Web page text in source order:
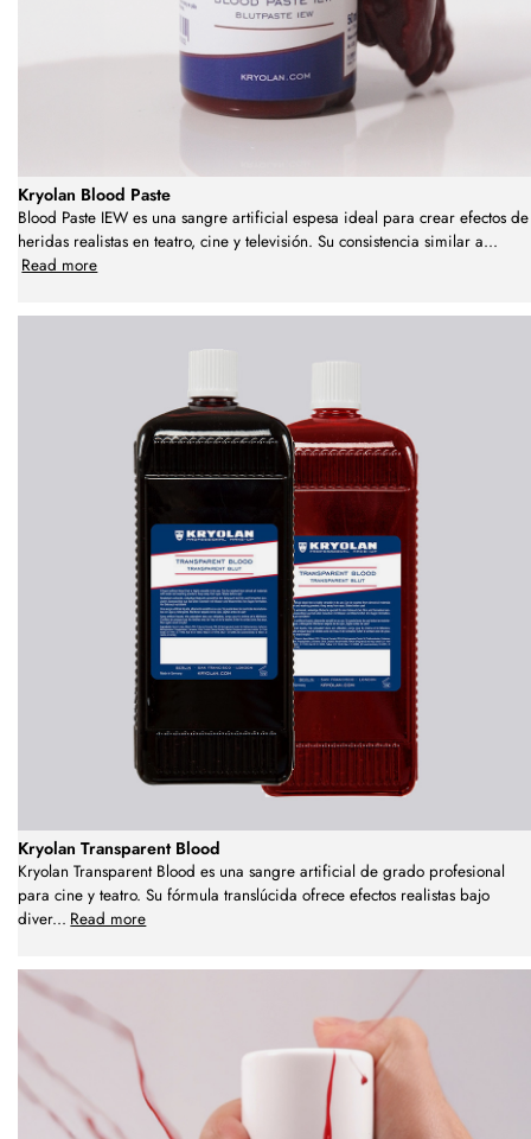
Kryolan Blood Paste
Blood Paste IEW es una sangre artificial espesa ideal para crear efectos de
heridas realistas en teatro, cine y televisión. Su consistencia similar a...
Read more
Kryolan Transparent Blood
Kryolan Transparent Blood es una sangre artificial de grado profesional
para cine y teatro. Su fórmula translúcida ofrece efectos realistas bajo
diver... Read more